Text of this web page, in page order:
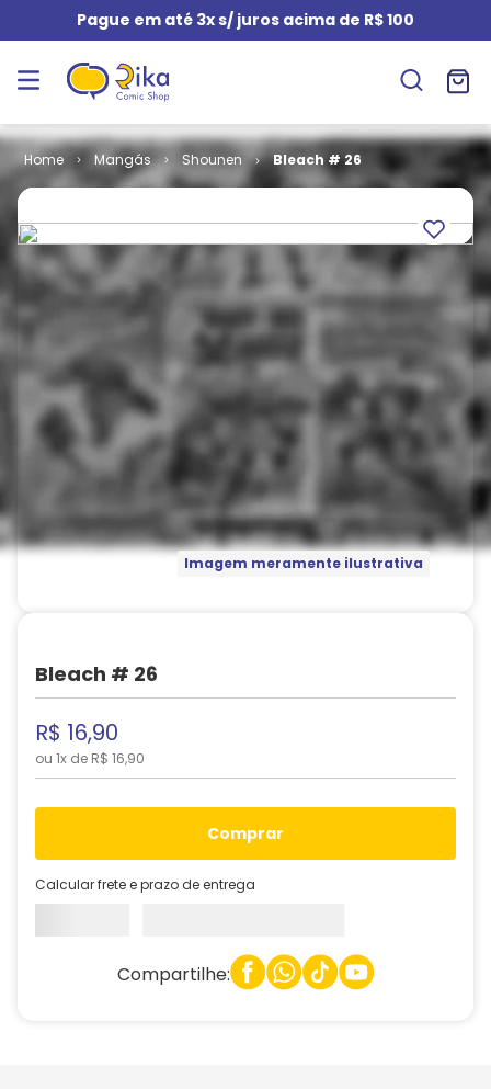
Pague em até 3x s/ juros acima de R$ 100
Mangás Shounen Bleach # 26
Imagem meramente ilustrativa
Bleach # 26
R$ 16,90
ou 1x de R$ 16,90
comprar
Calcular frete e prazo de entrega
Compartilhe: